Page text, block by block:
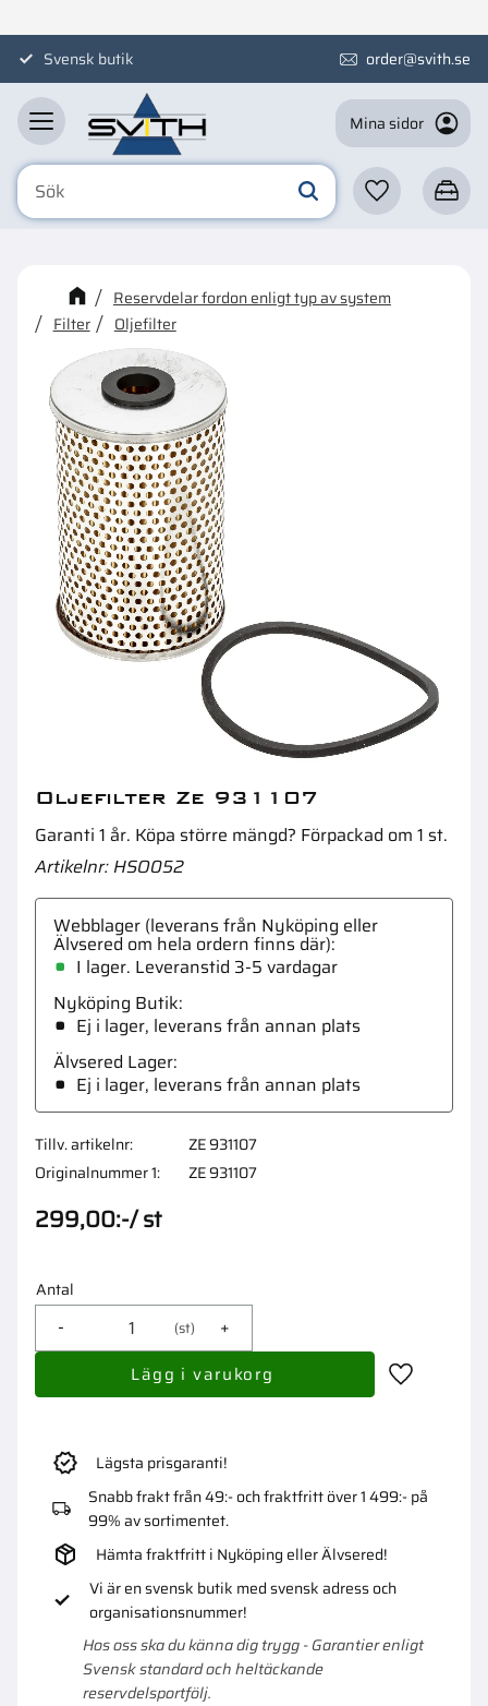
MenySvensk butik order@svith.se
Mina sidor
Favoriter
Kanske någon av dessa
produkter kan intressera dig?
Oljefilter
Reservdelar fordon enligt typ av system
Filter
Oljefilter
Oljefilter Ze 931107
Garanti 1 år. Köpa större mängd? Förpackad om 1 st.
Artikelnr HSO052
299,00:-/st
Antal
st +
-
Lägg till i
Lägsta prisgaranti!
Snabb frakt från 49:- och fraktfritt över 1 499:- på
99% av sortimentet.
Hämta fraktfritt i Nyköping eller Älvsered!
Vi är en svensk butik med svensk adress och
organisationsnummer!
Hos oss ska du känna dig trygg - Garantier enligt
Svensk standard och heltäckande
reservdelsportfölj.
Tillv. artikelnr
ZE 931107
Originalnummer 1
ZE 931107
Webblager (leverans från Nyköping eller
Älvsered om hela ordern finns där)
I lager. Leveranstid 3-5 vardagar
Nyköping Butik
Ej i lager, leverans från annan plats
Älvsered Lager
Ej i lager, leverans från annan plats